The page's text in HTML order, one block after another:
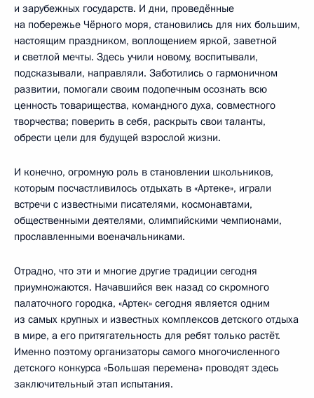
и зарубежных государств. И дни, проведённые
на побережье Чёрного моря, становились для них большим,
настоящим праздником, воплощением яркой, заветной
и светлой мечты. Здесь учили новому, воспитывали,
подсказывали, направляли. Заботились о гармоничном
развитии, помогали своим подопечным осознать всю
ценность товарищества, командного духа, совместного
творчества; поверить в себя, раскрыть свои таланты,
обрести цели для будущей взрослой жизни.
И конечно, огромную роль в становлении школьников,
которым посчастливилось отдыхать в «Артеке», играли
встречи с известными писателями, космонавтами,
общественными деятелями, олимпийскими чемпионами,
прославленными военачальниками.
Отрадно, что эти и многие другие традиции сегодня
приумножаются. Начавшийся век назад со скромного
палаточного городка, «Артек» сегодня является одним
из самых крупных и известных комплексов детского отдыха
в мире, а его притягательность для ребят только растёт.
Именно поэтому организаторы самого многочисленного
детского конкурса «Большая перемена» проводят здесь
заключительный этап испытания.